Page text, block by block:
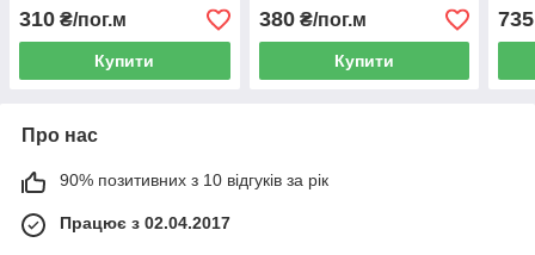
310 ₴/пог.м
Купити
380₴/пог.м
Купити
735
Про нас
90% позитивних з 10 відгуків за рік
Працює з 02.04.2017